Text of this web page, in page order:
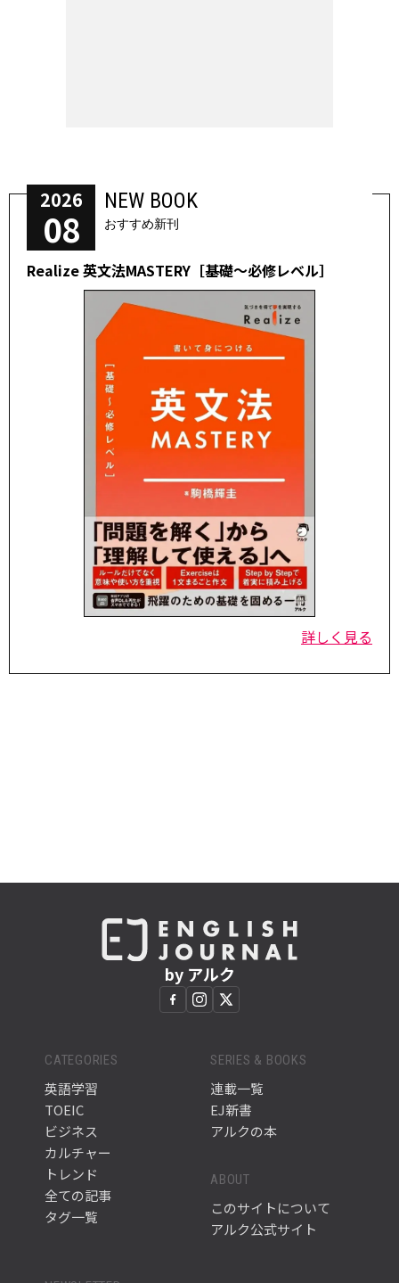
2026
08
NEW BOOK
おすすめ新刊
Realize 英文法MASTERY［基礎～必修レベル］
詳しく見る
by アルク
CATEGORIES
英語学習
TOEIC
ビジネス
カルチャー
トレンド
全ての記事
タグ一覧
SERIES & BOOKS
連載一覧
EJ新書
アルクの本
ABOUT
このサイトについて
アルク公式サイト